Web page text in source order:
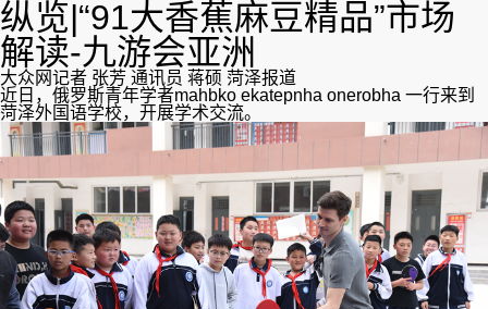
纵览|“91大香蕉麻豆精品”市场
解读-九游会亚洲
大众网记者 张芳 通讯员 蒋硕 菏泽报道
近日，俄罗斯青年学者mahbko ekatepnha onerobha 一行来到
菏泽外国语学校，开展学术交流。